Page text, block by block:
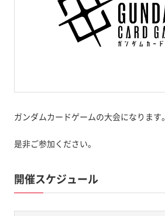
ガンダムカードゲームの大会になります。
是非ご参加ください。
開催スケジュール